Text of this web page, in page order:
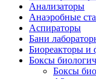
Анализаторы
Анаэробные
Аспираторы
Бани
Биореакторы и
Боксы
Боксы